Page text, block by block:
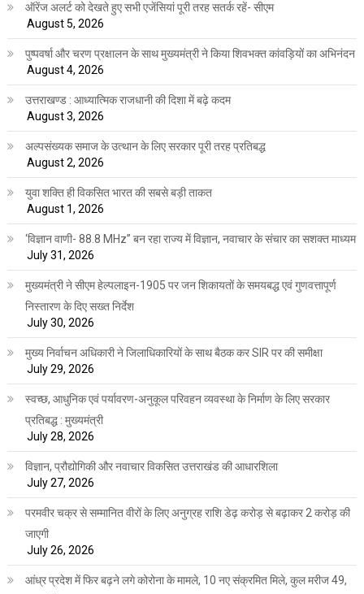
ऑरेंज अलर्ट को देखते हुए सभी एजेंसियां पूरी तरह सतर्क रहें- सीएम
August 5, 2026
पुष्पवर्षा और चरण प्रक्षालन के साथ मुख्यमंत्री ने किया शिवभक्त कांवड़ियों का अभिनंदन
August 4, 2026
उत्तराखण्ड : आध्यात्मिक राजधानी की दिशा में बढ़े कदम
August 3, 2026
अल्पसंख्यक समाज के उत्थान के लिए सरकार पूरी तरह प्रतिबद्ध
August 2, 2026
युवा शक्ति ही विकसित भारत की सबसे बड़ी ताकत
August 1, 2026
‘विज्ञान वाणी- 88.8 MHz” बन रहा राज्य में विज्ञान, नवाचार के संचार का सशक्त माध्यम
July 31, 2026
मुख्यमंत्री ने सीएम हेल्पलाइन-1905 पर जन शिकायतों के समयबद्ध एवं गुणवत्तापूर्ण
निस्तारण के दिए सख्त निर्देश
July 30, 2026
मुख्य निर्वाचन अधिकारी ने जिलाधिकारियों के साथ बैठक कर SIR पर की समीक्षा
July 29, 2026
स्वच्छ, आधुनिक एवं पर्यावरण-अनुकूल परिवहन व्यवस्था के निर्माण के लिए सरकार
प्रतिबद्ध : मुख्यमंत्री
July 28, 2026
विज्ञान, प्रौद्योगिकी और नवाचार विकसित उत्तराखंड की आधारशिला
July 27, 2026
परमवीर चक्र से सम्मानित वीरों के लिए अनुग्रह राशि डेढ़ करोड़ से बढ़ाकर 2 करोड़ की
जाएगी
July 26, 2026
आंध्र प्रदेश में फिर बढ़ने लगे कोरोना के मामले, 10 नए संक्रमित मिले, कुल मरीज 49,